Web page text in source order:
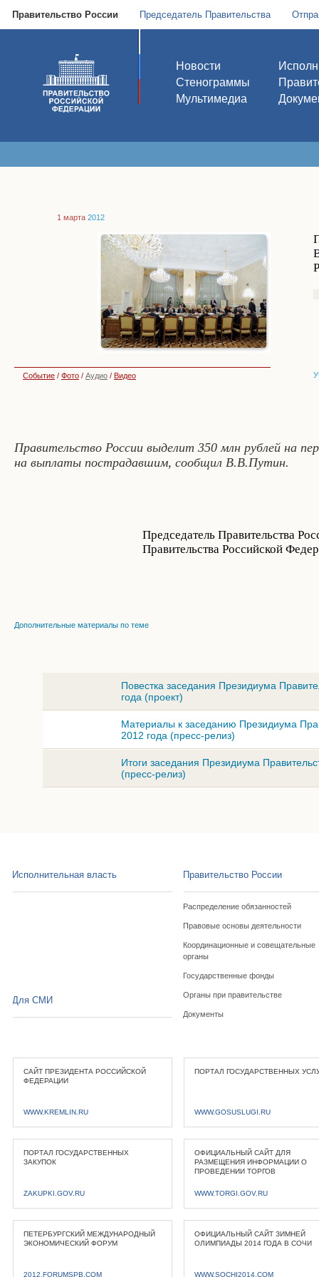
Правительство России Председатель Правительства
Новости
Стенограммы
Мультимедиа
1 марта 2012
Событие / Фото / Аудио / Видео
Правительство России выделит 350 млн рублей на
на выплаты пострадавшим, сообщил В.В.Путин.
Председатель Правительства
Правительства Российской
Дополнительные материалы по теме
Повестка заседания Президиума
года (проект)
Материалы к заседанию Президиума
2012 года (пресс-релиз)
Итоги заседания Президиума
(пресс-релиз)
Исполнительная власть Правительство России
Распределение обязанностей
Правовые основы деятельности
Координационные и совещательные
органы
Государственные фонды
Органы при правительстве
Документы
Для СМИ
САЙТ ПРЕЗИДЕНТА РОССИЙСКОЙ
ФЕДЕРАЦИИ
WWW.KREMLIN.RU
ПОРТАЛ ГОСУДАРСТВЕННЫХ
WWW.GOSUSLUGI.RU
ПОРТАЛ ГОСУДАРСТВЕННЫХ
ЗАКУПОК
ZAKUPKI.GOV.RU
ОФИЦИАЛЬНЫЙ САЙТ ДЛЯ
РАЗМЕЩЕНИЯ ИНФОРМАЦИИ О
ПРОВЕДЕНИИ ТОРГОВ
WWW.TORGI.GOV.RU
ПЕТЕРБУРГСКИЙ МЕЖДУНАРОДНЫЙ
ЭКОНОМИЧЕСКИЙ ФОРУМ
2012.FORUMSPB.COM
ОФИЦИАЛЬНЫЙ САЙТ ЗИМНЕЙ
ОЛИМПИАДЫ 2014 ГОДА В СОЧИ
WWW.SOCHI2014.COM